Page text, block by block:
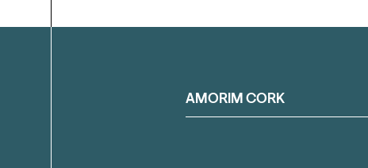
FiltrarAMORIM CORK